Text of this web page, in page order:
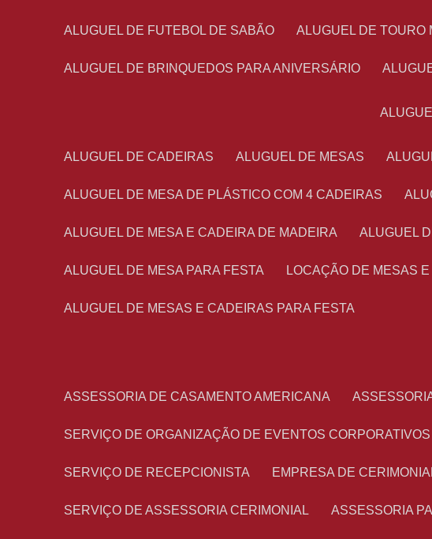
ALUGUEL DE FUTEBOL DE SABÃO ALUGUEL DE
ALUGUEL DE BRINQUEDOS PARA ANIVERSÁRIO
ALUGUEL DE CADEIRAS ALUGUEL DE MESAS
ALUGUEL DE MESA DE PLÁSTICO COM 4 CADEIRAS
ALUGUEL DE MESA E CADEIRA DE MADEIRA ALUGUEL
ALUGUEL DE MESA PARA FESTA LOCAÇÃO DE MESAS
ALUGUEL DE MESAS E CADEIRAS PARA FESTA
ASSESSORIA DE CASAMENTO AMERICANA
SERVIÇO DE ORGANIZAÇÃO DE EVENTOS CORPORATIVOS
SERVIÇO DE RECEPCIONISTA EMPRESA DE
SERVIÇO DE ASSESSORIA CERIMONIAL ASSESSORIA